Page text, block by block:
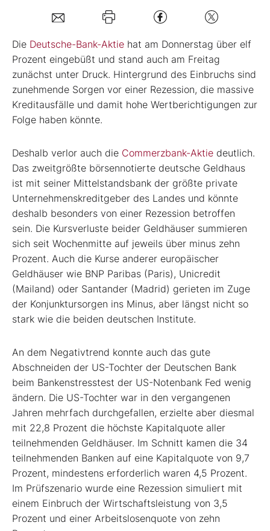
Kontakt
Die Deutsche-Bank-Aktie hat am Donnerstag über elf
Prozent eingebüßt und stand auch am Freitag
zunächst unter Druck. Hintergrund des Einbruchs sind
zunehmende Sorgen vor einer Rezession, die massive
Kreditausfälle und damit hohe Wertberichtigungen zur
Folge haben könnte.
Deshalb verlor auch die Commerzbank-Aktie deutlich.
Das zweitgrößte börsennotierte deutsche Geldhaus
ist mit seiner Mittelstandsbank der größte private
Unternehmenskreditgeber des Landes und könnte
deshalb besonders von einer Rezession betroffen
sein. Die Kursverluste beider Geldhäuser summieren
sich seit Wochenmitte auf jeweils über minus zehn
Prozent. Auch die Kurse anderer europäischer
Geldhäuser wie BNP Paribas (Paris), Unicredit
(Mailand) oder Santander (Madrid) gerieten im Zuge
der Konjunktursorgen ins Minus, aber längst nicht so
stark wie die beiden deutschen Institute.
An dem Negativtrend konnte auch das gute
Abschneiden der US-Tochter der Deutschen Bank
beim Bankenstresstest der US-Notenbank Fed wenig
ändern. Die US-Tochter war in den vergangenen
Jahren mehrfach durchgefallen, erzielte aber diesmal
mit 22,8 Prozent die höchste Kapitalquote aller
teilnehmenden Geldhäuser. Im Schnitt kamen die 34
teilnehmenden Banken auf eine Kapitalquote von 9,7
Prozent, mindestens erforderlich waren 4,5 Prozent.
Im Prüfszenario wurde eine Rezession simuliert mit
einem Einbruch der Wirtschaftsleistung von 3,5
Prozent und einer Arbeitslosenquote von zehn